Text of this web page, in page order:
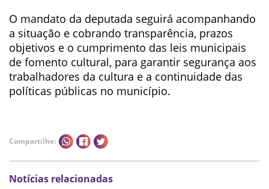
O mandato da deputada seguirá acompanhando
a situação e cobrando transparência, prazos
objetivos e o cumprimento das leis municipais
de fomento cultural, para garantir segurança aos
trabalhadores da cultura e a continuidade das
políticas públicas no município.
Compartilhe:
Notícias relacionadas